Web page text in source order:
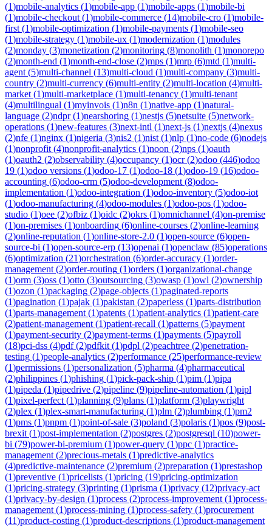
(1)mobile-analytics (1)mobile-app (1)mobile-apps (1)mobile-bi
(1)mobile-checkout (1)mobile-commerce (14)mobile-cro (1)mobile-
first (1)mobile-optimization (1)mobile-payments (1)mobile-seo
(1)mobile-strategy (1)mobile-ux (1)modernization (1)modules
(2)monday (3)monetization (2)monitoring (8)monolith (1)monorepo
(2)month-end (1)month-end-close (2)mps (1)mrp (6)mtd (1)multi-
agent (5)multi-channel (13)multi-cloud (1)multi-company (3)multi-
country (2)multi-currency (6)multi-entity (2)multi-location (4)multi-
market (1)multi-marketplace (1)multi-tenancy (1)multi-tenant
(4)multilingual (1)myinvois (1)n8n (1)native-app (1)natural-
language (2)ndpr(1)nearshoring (1)nestjs (5)netsuite (5)network-
operations (1)new-features (3)next-intl (1)next-js (1)nextjs (4)nexus
(2)nfe (1)nginx (1)nigeria (3)nis2 (1)nist (1)nlp (1)no-code (6)nodejs
(1)nonprofit (4)nonprofit-analytics (1)noon (2)nps (1)oauth
(1)oauth2 (2)observability (4)occupancy (1)ocr(2)odoo (446)odoo
19 (1)odoo versions (1)odoo-17 (1)odoo-18 (1)odoo-19 (16)odoo-
accounting (6)odoo-crm (5)odoo-development (8)odoo-
implementation (1)odoo-integration (1)odoo-inventory (5)odoo-iot
(1)odoo-manufacturing (4)odoo-modules (1)odoo-pos (1)odoo-
studio (1)oee (2)ofbiz (1)oidc (2)okrs (1)omnichannel (4)on-premise
(1)on-premises (1)onboarding (6)online-courses (2)online-learning
(2)online-reputation (1)online-store-2.0 (1)open-source (6)open-
source-bi (1)open-source-erp (13)openai (1)openclaw (85)operations
(6)optimization (21)orchestration (6)order-accuracy (1)order-
management (2)order-routing (1)orders (1)organizational-change
(1)orm (3)oss (1)otto (3)outsourcing (3)owasp (1)owl (2)ownership
(1)ozon (1)packaging (2)page-objects (1)paginated-reports
(1)pagination (1)pajak (1)pakistan (2)paperless (1)parts-distribution
(1)parts-management (1)patents (1)patient-analytics (1)patient-care
(2)patient-management (1)patient-recall (1)patterns (5)payment
(1)payment-security (2)payment-terms (1)payments (5)payroll
(18)pci-dss (4)pdf(2)pdfkit (1)pdpl (2)peachtree (2)penetration-
testing (1)people-analytics (2)performance (25)performance-review
(1)permissions (1)personalization (5)pharma (4)pharmaceutical
(2)philippines (1)phishing (1)pick-pack-ship (1)pim (1)pipa
(1)pipeda (1)pipedrive (2)pipeline (9)pipeline-automation (1)pipl
(1)pixel-perfect (1)planning (9)plans (1)platform (3)playwright
(2)plex (1)plex-smart-manufacturing (1)plm (2)plumbing (1)pm2
(1)pms (1)pnpm (1)point-of-sale (3)poland (3)polaris (1)pos (9)post-
brexit (1)post-implementation (2)postgres (2)postgresql (10)power-
bi (79)power-bi-premium (1)power-query (1)ppc (1)practice-
management (2)precious-metals (1)predictive-analytics
(4)predictive-maintenance (2)premium (2)preparation (1)prestashop
(1)preventive (1)pricelists (1)pricing (19)pricing-optimization
(1)pricing-strategy (3)printing (1)prisma (1)privacy (12)privacy-act
(1)privacy-by-design (1)process (2)process-improvement (1)process-
management (1)process-mining (1)process-safety (1)procurement
(11)product-costing (1)product-descriptions (1)product-management